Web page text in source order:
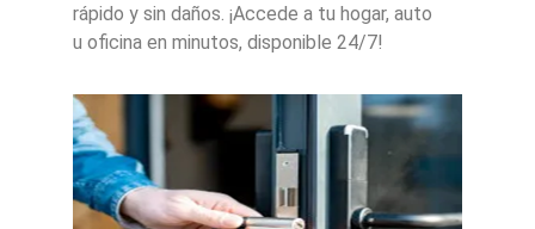
rápido y sin daños. ¡Accede a tu hogar, auto
u oficina en minutos, disponible 24/7!